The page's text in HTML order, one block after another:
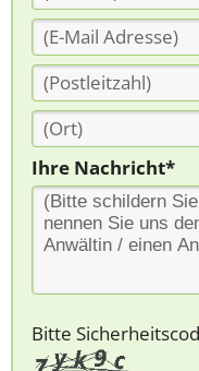
Ihre Nachricht*
Bitte